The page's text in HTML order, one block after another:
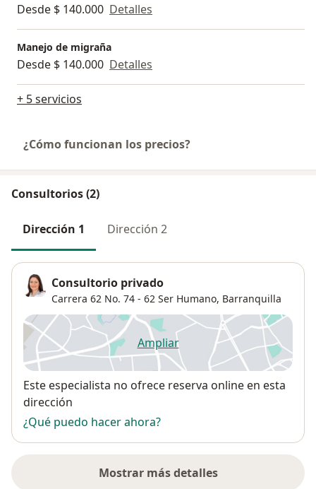
Desde $ 140.000 Detalles
Manejo de migraña
Desde $ 140.000 Detalles
+ 5 servicios
¿Cómo funcionan los precios?
Consultorios (2)
Dirección 1 Dirección 2
Consultorio privado
Carrera 62 No. 74 - 62 Ser Humano, Barranquilla
Ampliarse abre en una nueva
Disponibilidad
Este especialista no ofrece reserva online en esta
dirección
¿Qué puedo hacer ahora?
Mostrar más detalles
sobre la dirección